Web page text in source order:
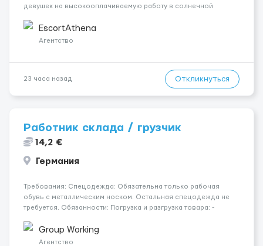
девушек на высокооплачиваемую работу в солнечной
хорошие деньги 💶 — это предложение для тебя! 🔹
Требования: ✔️ Возраст от ...
EscortAthena
Агентство
23 часа назад Откликнуться
Работник склада / грузчик
14,2 €
Германия
Требования: Спецодежда: Обязательна только рабочая
обувь с металлическим носком. Остальная спецодежда не
требуется. Обязанности: Погрузка и разгрузка товара: -
общие складские операции. Товары и габариты разные. В
среднем 10...
Group Working
Агентство